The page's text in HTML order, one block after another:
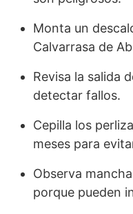
Monta un
Calvarrasa de
Revisa la salida
detectar fallos.
Cepilla los
meses para
Observa
porque pueden